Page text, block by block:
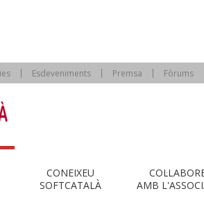
Esdeveniments Premsa Fòrums
CONEIXEU
SOFTCATALÀ
AMB